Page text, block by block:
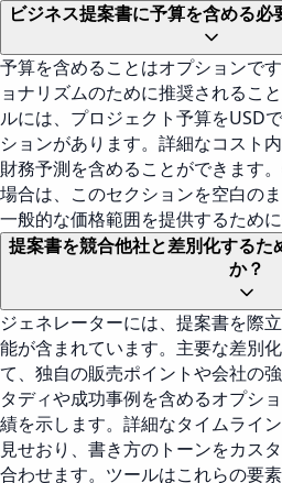
ビジネス提案書に予算を含める必
予算を含めることはオプションで
ョナリズムのために推奨されるこ
ルには、プロジェクト予算をUSD
ションがあります。詳細なコスト
財務予測を含めることができます
場合は、このセクションを空白の
一般的な価格範囲を提供するために
提案書を競合他社と差別化するた
か？
ジェネレーターには、提案書を際
能が含まれています。主要な差別
て、独自の販売ポイントや会社の
タディや成功事例を含めるオプシ
績を示します。詳細なタイムライ
見せおり、書き方のトーンをカス
合わせます。ツールはこれらの要